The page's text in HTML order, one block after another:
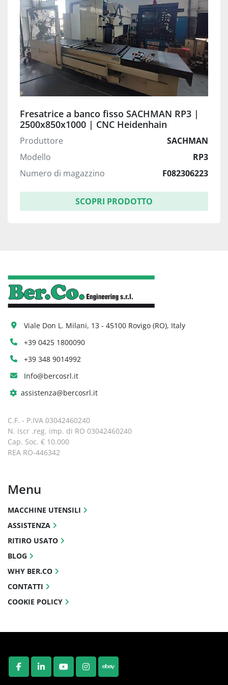
Fresatrice a banco fisso SACHMAN RP3 |
2500x850x1000 | CNC Heidenhain
Produttore
SACHMAN
Modello
RP3
Numero di magazzino
F082306223
SCOPRI PRODOTTO
FACEBOOK
LINKEDINYOUTUBEINSTAGRAM
EBAY
Viale Don L. Milani, 13 - 45100 Rovigo (RO), Italy
+39 0425 1800090
+39 348 9014992
Info@bercosrl.it
assistenza@bercosrl.it
C.F. - P.IVA 03042460240
N. iscr .reg. imp. di RO 03042460240
Cap. Soc. € 10.000
REA RO-446342
Menu
MACCHINE UTENSILI
ASSISTENZA
RITIRO USATO
BLOG
WHY BER.CO
CONTATTI
COOKIE POLICY